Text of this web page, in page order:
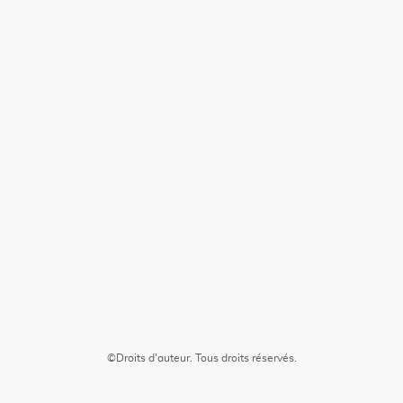
©Droits d'auteur. Tous droits réservés.